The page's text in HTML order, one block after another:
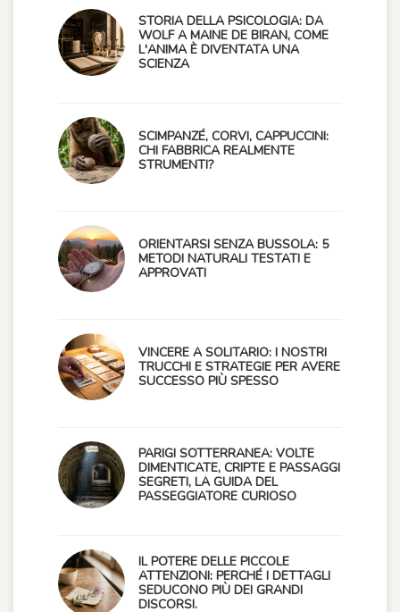
STORIA DELLA PSICOLOGIA: DA
WOLF A MAINE DE BIRAN, COME
L'ANIMA È DIVENTATA UNA
SCIENZA
SCIMPANZÉ, CORVI, CAPPUCCINI:
CHI FABBRICA REALMENTE
STRUMENTI?
ORIENTARSI SENZA BUSSOLA: 5
METODI NATURALI TESTATI E
APPROVATI
VINCERE A SOLITARIO: I NOSTRI
TRUCCHI E STRATEGIE PER AVERE
SUCCESSO PIÙ SPESSO
PARIGI SOTTERRANEA: VOLTE
DIMENTICATE, CRIPTE E PASSAGGI
SEGRETI, LA GUIDA DEL
PASSEGGIATORE CURIOSO
IL POTERE DELLE PICCOLE
ATTENZIONI: PERCHÉ I DETTAGLI
SEDUCONO PIÙ DEI GRANDI
DISCORSI.